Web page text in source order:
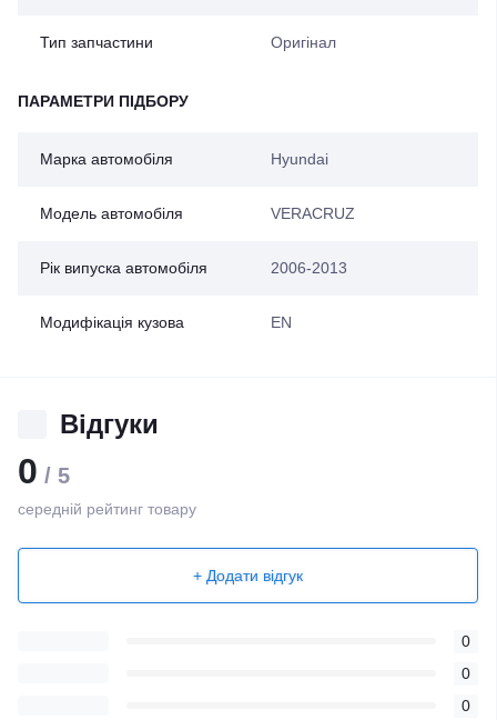
Тип запчастини Оригінал
ПАРАМЕТРИ ПІДБОРУ
Марка автомобіля Hyundai
Модель автомобіля VERACRUZ
Рік випуска автомобіля 2006-2013
Модифікація кузова EN
Відгуки
0 / 5
середній рейтинг товару
+ Додати відгук
0
0
0